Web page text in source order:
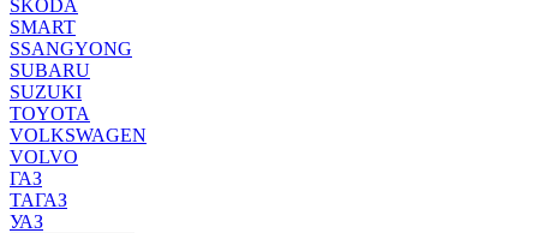
SKODA
SMART
SSANGYONG
SUBARU
SUZUKI
TOYOTA
VOLKSWAGEN
VOLVO
ГАЗ
ТАГАЗ
УАЗ